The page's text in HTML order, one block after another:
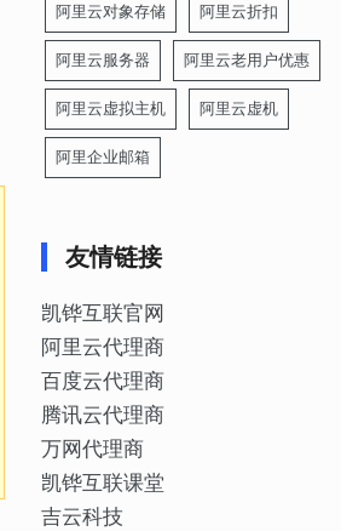
阿里云对象存储 阿里云折扣
阿里云服务器 阿里云老用户优惠
阿里云虚拟主机 阿里云虚机
阿里企业邮箱
友情链接
凯铧互联官网
阿里云代理商
百度云代理商
腾讯云代理商
万网代理商
凯铧互联课堂
吉云科技